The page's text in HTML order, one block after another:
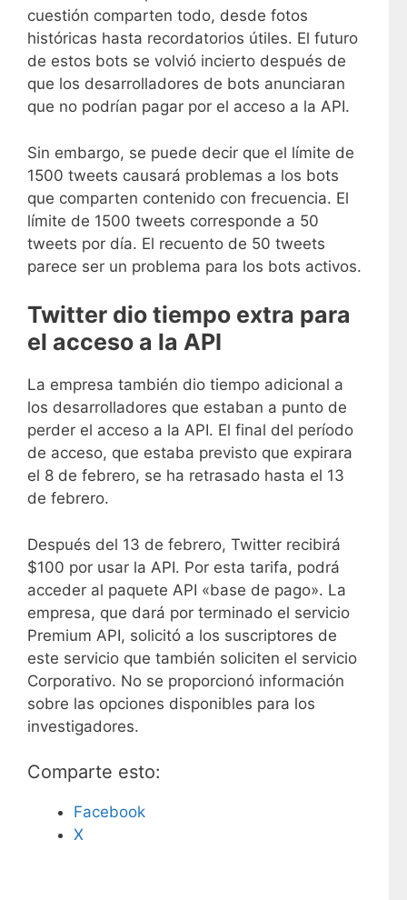
cuestión comparten todo, desde fotos
históricas hasta recordatorios útiles. El futuro
de estos bots se volvió incierto después de
que los desarrolladores de bots anunciaran
que no podrían pagar por el acceso a la API.
Sin embargo, se puede decir que el límite de
1500 tweets causará problemas a los bots
que comparten contenido con frecuencia. El
límite de 1500 tweets corresponde a 50
tweets por día. El recuento de 50 tweets
parece ser un problema para los bots activos.
Twitter dio tiempo extra para
el acceso a la API
La empresa también dio tiempo adicional a
los desarrolladores que estaban a punto de
perder el acceso a la API. El final del período
de acceso, que estaba previsto que expirara
el 8 de febrero, se ha retrasado hasta el 13
de febrero.
Después del 13 de febrero, Twitter recibirá
$100 por usar la API. Por esta tarifa, podrá
acceder al paquete API «base de pago». La
empresa, que dará por terminado el servicio
Premium API, solicitó a los suscriptores de
este servicio que también soliciten el servicio
Corporativo. No se proporcionó información
sobre las opciones disponibles para los
investigadores.
Comparte esto:
Facebook
X